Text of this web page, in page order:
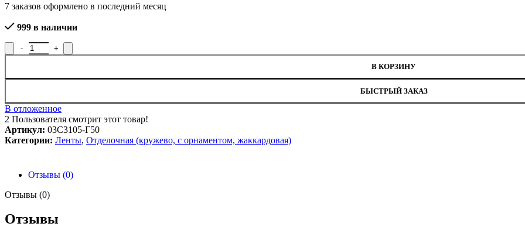
7 заказов оформлено в последний месяц
999 в наличии
Количество товара Лента отделочная 03С3105-Г50, ширина 1,3 см
В КОРЗИНУ
БЫСТРЫЙ ЗАКАЗ
В отложенное
2 Пользователя смотрит этот товар!
Артикул: 03С3105-Г50
Категории: Ленты, Отделочная (кружево, с орнаментом, жаккардовая)
Отзывы (0)
Отзывы (0)
Отзывы